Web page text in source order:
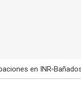
en INR